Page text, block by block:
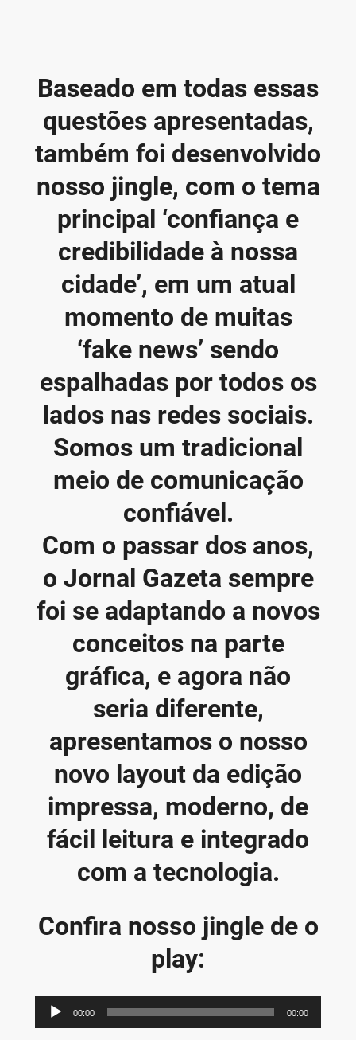
Baseado em todas essas
questões apresentadas,
também foi desenvolvido
nosso jingle, com o tema
principal ‘confiança e
credibilidade à nossa
cidade’, em um atual
momento de muitas
‘fake news’ sendo
espalhadas por todos os
lados nas redes sociais.
Somos um tradicional
meio de comunicação
confiável.
Com o passar dos anos,
o Jornal Gazeta sempre
foi se adaptando a novos
conceitos na parte
gráfica, e agora não
seria diferente,
apresentamos o nosso
novo layout da edição
impressa, moderno, de
fácil leitura e integrado
com a tecnologia.
Confira nosso jingle de o
play:
Tocador
00:00 00:00